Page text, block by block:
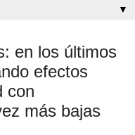
▼
en los últimos
efectos
con
más bajas